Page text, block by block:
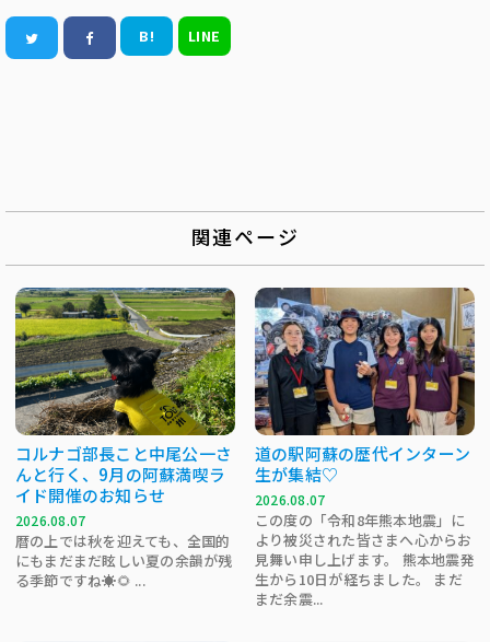
B! LINE
関連ページ
コルナゴ部長こと中尾公一さ
んと行く、9月の阿蘇満喫ラ
イド開催のお知らせ
2026.08.07
暦の上では秋を迎えても、全国的
にもまだまだ眩しい夏の余韻が残
る季節ですね☀️🌻 ...
道の駅阿蘇の歴代インターン
生が集結♡
2026.08.07
この度の「令和8年熊本地震」に
より被災された皆さまへ心からお
見舞い申し上げます。 熊本地震発
生から10日が経ちました。 まだ
まだ余震...